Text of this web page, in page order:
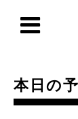
本日の